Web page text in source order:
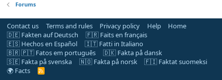
Forums
Contact us Terms and rules Privacy policy Help
Home
🇩🇪 Fakten auf Deutsch
🇫🇷 Faits en français
🇪🇸 Hechos en Español
🇮🇹 Fatti in Italiano
🇧🇷 🇵🇹 Fatos em português
🇩🇰 Fakta på dansk
🇸🇪 Fakta på svenska
🇳🇴 Fakta på norsk
🇫🇮 Faktat suomeksi
🌍 Facts
R